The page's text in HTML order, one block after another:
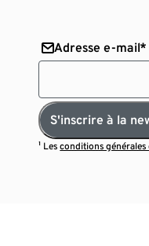
Adresse e-mail*
S'inscrire à la
¹ Lesconditions générales